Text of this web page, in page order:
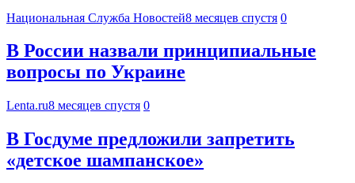
Национальная Служба Новостей8 месяцев спустя 0
В России назвали принципиальные
вопросы по Украине
Lenta.ru8 месяцев спустя 0
В Госдуме предложили запретить
«детское шампанское»